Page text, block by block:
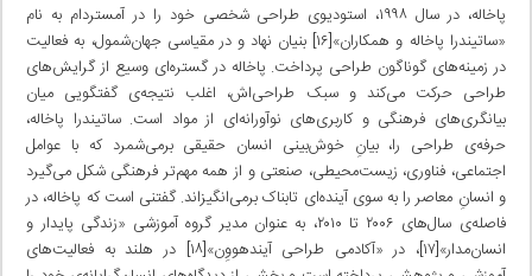
پاخاله، در سال ۱۹۹۸، استودیوی طراحی شخصی خود را در آمستردام به نام
«ساتیندرا پاخاله و همکاران»[۱۶] بنیان نهاد و در مقیاسی جهان‌شمول، به فعالیت
در زمینه‌های گوناگون طراحی پرداخت. پاخاله در گستره‌ای وسیع از گرایش‌های
طراحی حرکت می‌کند و سبک طراحی‌اش، اغلب نتیجه‌ی گفتگویی میان
بیانگری‌های فرهنگی و کاربری‌های نوآورانه‌ای از مواد است. ساتیندرا پاخاله،
حرفه‌ی طراحی را، بیانِ خوش‌بینی انسان حقیقی برمی‌شمرد که با عوامل
اجتماعی، فناوری، زیست‌محیطی، صنعتی و از همه مهم‌تر فرهنگی شکل می‌گیرد
و انسانِ معاصر را به سوی آینده‌ای تابناک برمی‌انگیزاند. گفتنی است که پاخاله، در
فاصله‌ی سال‌های ۲۰۰۶ تا ۲۰۱۰، به عنوان مدیر گروه آموزشی «زندگی پایدار و
انسان‌مدار»[۱۷]، در «آکادمی طراحی آیندهووِن»[۱۸] در هلند به فعالیت‌های